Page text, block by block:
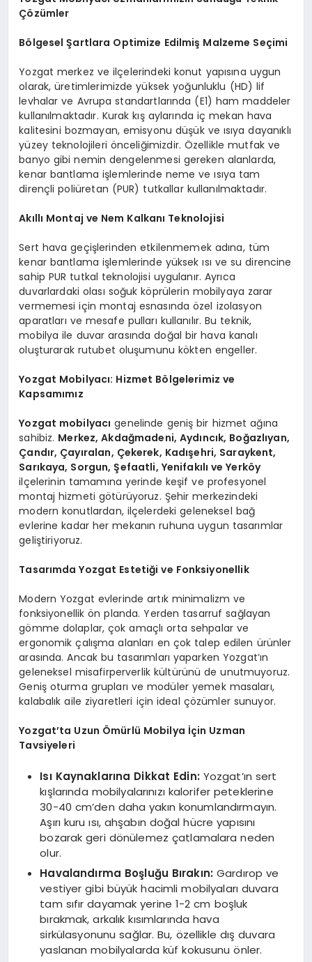
Çözümler
Bölgesel Şartlara Optimize Edilmiş Malzeme Seçimi
Yozgat merkez ve ilçelerindeki konut yapısına uygun
olarak, üretimlerimizde yüksek yoğunluklu (HD) lif
levhalar ve Avrupa standartlarında (E1) ham maddeler
kullanılmaktadır. Kurak kış aylarında iç mekan hava
kalitesini bozmayan, emisyonu düşük ve ısıya dayanıklı
yüzey teknolojileri önceliğimizdir. Özellikle mutfak ve
banyo gibi nemin dengelenmesi gereken alanlarda,
kenar bantlama işlemlerinde neme ve ısıya tam
dirençli poliüretan (PUR) tutkallar kullanılmaktadır.
Akıllı Montaj ve Nem Kalkanı Teknolojisi
Sert hava geçişlerinden etkilenmemek adına, tüm
kenar bantlama işlemlerinde yüksek ısı ve su direncine
sahip PUR tutkal teknolojisi uygulanır. Ayrıca
duvarlardaki olası soğuk köprülerin mobilyaya zarar
vermemesi için montaj esnasında özel izolasyon
aparatları ve mesafe pulları kullanılır. Bu teknik,
mobilya ile duvar arasında doğal bir hava kanalı
oluşturarak rutubet oluşumunu kökten engeller.
Yozgat Mobilyacı: Hizmet Bölgelerimiz ve
Kapsamımız
Yozgat mobilyacı genelinde geniş bir hizmet ağına
sahibiz. Merkez, Akdağmadeni, Aydıncık, Boğazlıyan,
Çandır, Çayıralan, Çekerek, Kadışehri, Saraykent,
Sarıkaya, Sorgun, Şefaatli, Yenifakılı ve Yerköy
ilçelerinin tamamına yerinde keşif ve profesyonel
montaj hizmeti götürüyoruz. Şehir merkezindeki
modern konutlardan, ilçelerdeki geleneksel bağ
evlerine kadar her mekanın ruhuna uygun tasarımlar
geliştiriyoruz.
Tasarımda Yozgat Estetiği ve Fonksiyonellik
Modern Yozgat evlerinde artık minimalizm ve
fonksiyonellik ön planda. Yerden tasarruf sağlayan
gömme dolaplar, çok amaçlı orta sehpalar ve
ergonomik çalışma alanları en çok talep edilen ürünler
arasında. Ancak bu tasarımları yaparken Yozgat’ın
geleneksel misafirperverlik kültürünü de unutmuyoruz.
Geniş oturma grupları ve modüler yemek masaları,
kalabalık aile ziyaretleri için ideal çözümler sunuyor.
Yozgat’ta Uzun Ömürlü Mobilya İçin Uzman
Tavsiyeleri
Isı Kaynaklarına Dikkat Edin: Yozgat’ın sert
kışlarında mobilyalarınızı kalorifer peteklerine
30-40 cm’den daha yakın konumlandırmayın.
Aşırı kuru ısı, ahşabın doğal hücre yapısını
bozarak geri dönülemez çatlamalara neden
olur.
Havalandırma Boşluğu Bırakın: Gardırop ve
vestiyer gibi büyük hacimli mobilyaları duvara
tam sıfır dayamak yerine 1-2 cm boşluk
bırakmak, arkalık kısımlarında hava
sirkülasyonunu sağlar. Bu, özellikle dış duvara
yaslanan mobilyalarda küf kokusunu önler.